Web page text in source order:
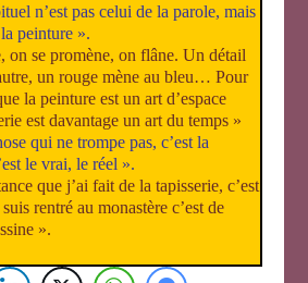
n’est pas celui de la parole, mais
peinture ».
on se promène, on flâne. Un détail
un rouge mène au bleu… Pour
la peinture est un art d’espace
est davantage un art du temps »
qui ne trompe pas, c’est la
le vrai, le réel ».
que j’ai fait de la tapisserie, c’est
rentré au monastère c’est de
».